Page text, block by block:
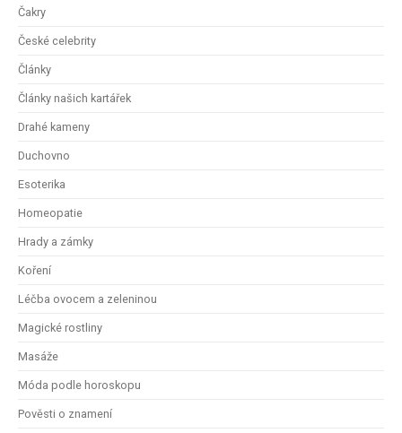
Čakry
České celebrity
Články
Články našich kartářek
Drahé kameny
Duchovno
Esoterika
Homeopatie
Hrady a zámky
Koření
Léčba ovocem a zeleninou
Magické rostliny
Masáže
Móda podle horoskopu
Pověsti o znamení